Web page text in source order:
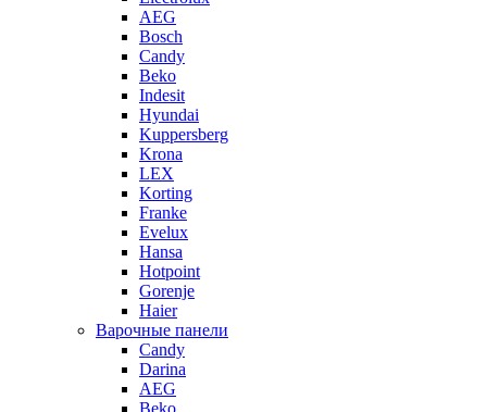
AEG
Bosch
Candy
Beko
Indesit
Hyundai
Kuppersberg
Krona
LEX
Korting
Franke
Evelux
Hansa
Hotpoint
Gorenje
Haier
Варочные панели
Candy
Darina
AEG